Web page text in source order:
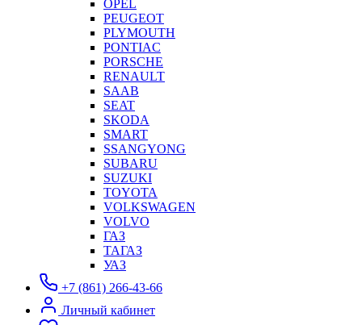
OPEL
PEUGEOT
PLYMOUTH
PONTIAC
PORSCHE
RENAULT
SAAB
SEAT
SKODA
SMART
SSANGYONG
SUBARU
SUZUKI
TOYOTA
VOLKSWAGEN
VOLVO
ГАЗ
ТАГАЗ
УАЗ
+7 (861) 266-43-66
Личный кабинет